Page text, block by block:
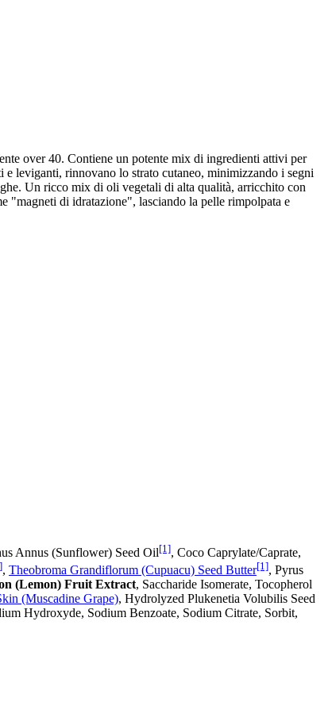
over 40. Contiene un potente mix di ingredienti attivi per
leviganti, rinnovano lo strato cutaneo, minimizzando i segni
Un ricco mix di oli vegetali di alta qualità, arricchito con
"magneti di idratazione", lasciando la pelle rimpolpata e
Annus (Sunflower) Seed Oil[1], Coco Caprylate/Caprate,
, Theobroma Grandiflorum (Cupuacu) Seed Butter[1], Pyrus
(Lemon) Fruit Extract, Saccharide Isomerate, Tocopherol
(Muscadine Grape), Hydrolyzed Plukenetia Volubilis Seed
Hydroxyde, Sodium Benzoate, Sodium Citrate, Sorbit,